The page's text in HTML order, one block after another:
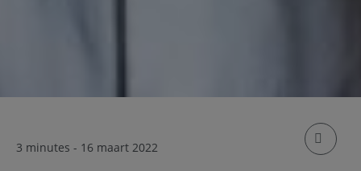
3 minutes - 16 maart 2022
klik om